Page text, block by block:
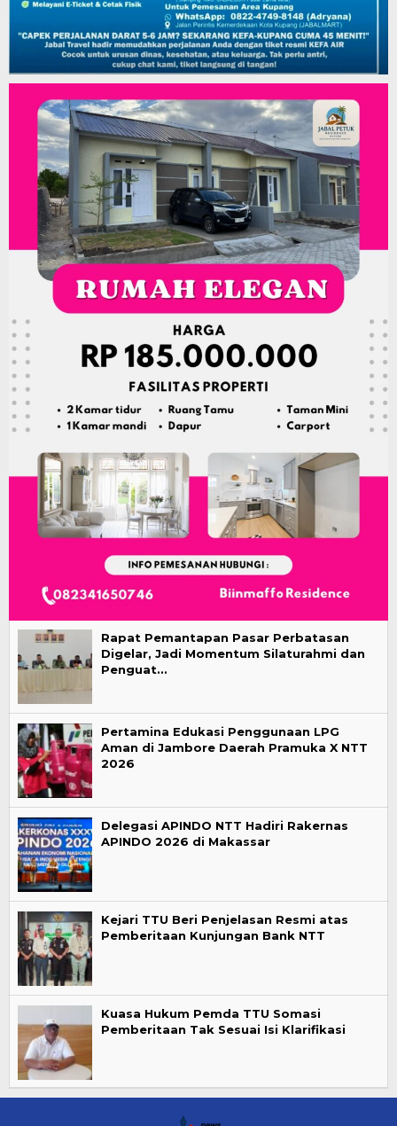
Rapat Pemantapan Pasar Perbatasan
Digelar, Jadi Momentum Silaturahmi dan
Penguat…
Pertamina Edukasi Penggunaan LPG
Aman di Jambore Daerah Pramuka X NTT
2026
Delegasi APINDO NTT Hadiri Rakernas
APINDO 2026 di Makassar
Kejari TTU Beri Penjelasan Resmi atas
Pemberitaan Kunjungan Bank NTT
Kuasa Hukum Pemda TTU Somasi
Pemberitaan Tak Sesuai Isi Klarifikasi